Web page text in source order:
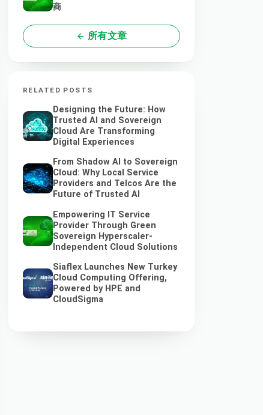
商
所有文章
RELATED POSTS
Designing the Future: How
Trusted AI and Sovereign
Cloud Are Transforming
Digital Experiences
From Shadow AI to Sovereign
Cloud: Why Local Service
Providers and Telcos Are the
Future of Trusted AI
Empowering IT Service
Provider Through Green
Sovereign Hyperscaler-
Independent Cloud Solutions
Siaflex Launches New Turkey
Cloud Computing Offering,
Powered by HPE and
CloudSigma